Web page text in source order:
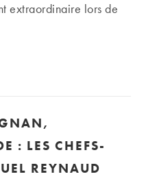
extraordinaire lors de
: LES CHEFS-
REYNAUD